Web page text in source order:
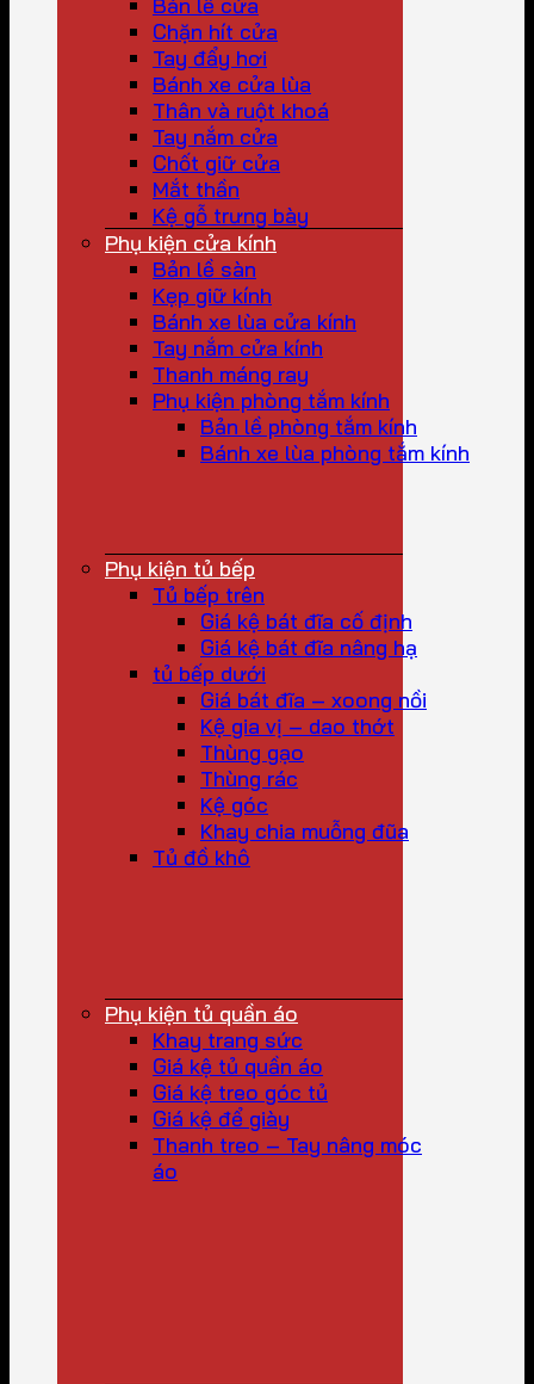
Chặn hít cửa
Tay đẩy hơi
Bánh xe cửa lùa
Thân và ruột khoá
Tay nắm cửa
Chốt giữ cửa
Mắt thần
Kệ gỗ trưng bày
Phụ kiện cửa kính
Bản lề sàn
Kẹp giữ kính
Bánh xe lùa cửa kính
Tay nắm cửa kính
Thanh máng ray
Phụ kiện phòng tắm kính
Bản lề phòng tắm kính
Bánh xe lùa phòng tắm kính
Phụ kiện tủ bếp
Tủ bếp trên
Giá kệ bát đĩa cố định
Giá kệ bát đĩa nâng hạ
tủ bếp dưới
Giá bát đĩa – xoong nồi
Kệ gia vị – dao thớt
Thùng gạo
Thùng rác
Kệ góc
Khay chia muỗng đũa
Tủ đồ khô
Phụ kiện tủ quần áo
Khay trang sức
Giá kệ tủ quần áo
Giá kệ treo góc tủ
Giá kệ để giày
Thanh treo – Tay nâng móc
áo